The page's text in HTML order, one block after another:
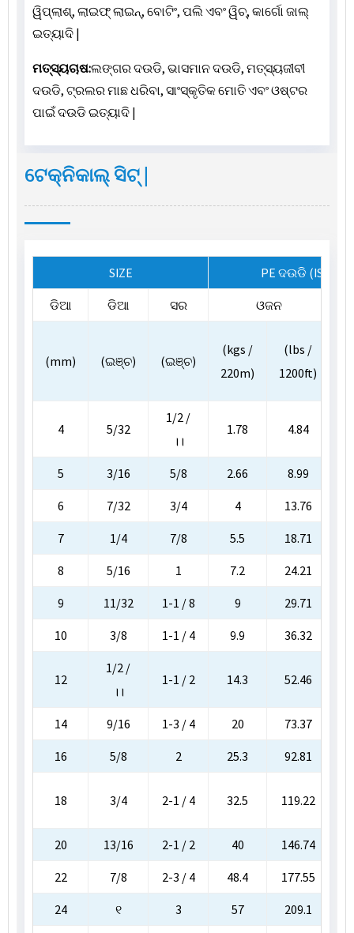
ୱିପ୍ଲାଶ୍, ଲାଇଫ୍ ଲାଇନ୍, ବୋଟିଂ, ପଲି ଏବଂ ୱିଚ୍, କାର୍ଗୋ ଜାଲ୍
ଇତ୍ୟାଦି |
ମତ୍ସ୍ୟଚାଷ:ଲଙ୍ଗର ଦଉଡି, ଭାସମାନ ଦଉଡି, ମତ୍ସ୍ୟଜୀବୀ
ଦଉଡି, ଟ୍ରଲର ମାଛ ଧରିବା, ସାଂସ୍କୃତିକ ମୋତି ଏବଂ ଓଷ୍ଟର
ପାଇଁ ଦଉଡି ଇତ୍ୟାଦି |
ଟେକ୍ନିକାଲ୍ ସିଟ୍ |
SIZE PE ଦଉଡି (ISO
ଡିଆ ଡିଆ ସର ଓଜନ
(mm) (ଇଞ୍ଚ) (ଇଞ୍ଚ)
(kgs /
220m)
(lbs /
1200ft)
4 5/32
1/2 /
।।
1.78 4.84
5 3/16 5/8 2.66 8.99
6 7/32 3/4 4 13.76
7 1/4 7/8 5.5 18.71
8 5/16 1 7.2 24.21
9 11/32 1-1 / 8 9 29.71
10 3/8 1-1 / 4 9.9 36.32
12
1/2 /
।।
1-1 / 2 14.3 52.46
14 9/16 1-3 / 4 20 73.37
16 5/8 2 25.3 92.81
18 3/4 2-1 / 4 32.5 119.22
20 13/16 2-1 / 2 40 146.74
22 7/8 2-3 / 4 48.4 177.55
24 ୧ 3 57 209.1